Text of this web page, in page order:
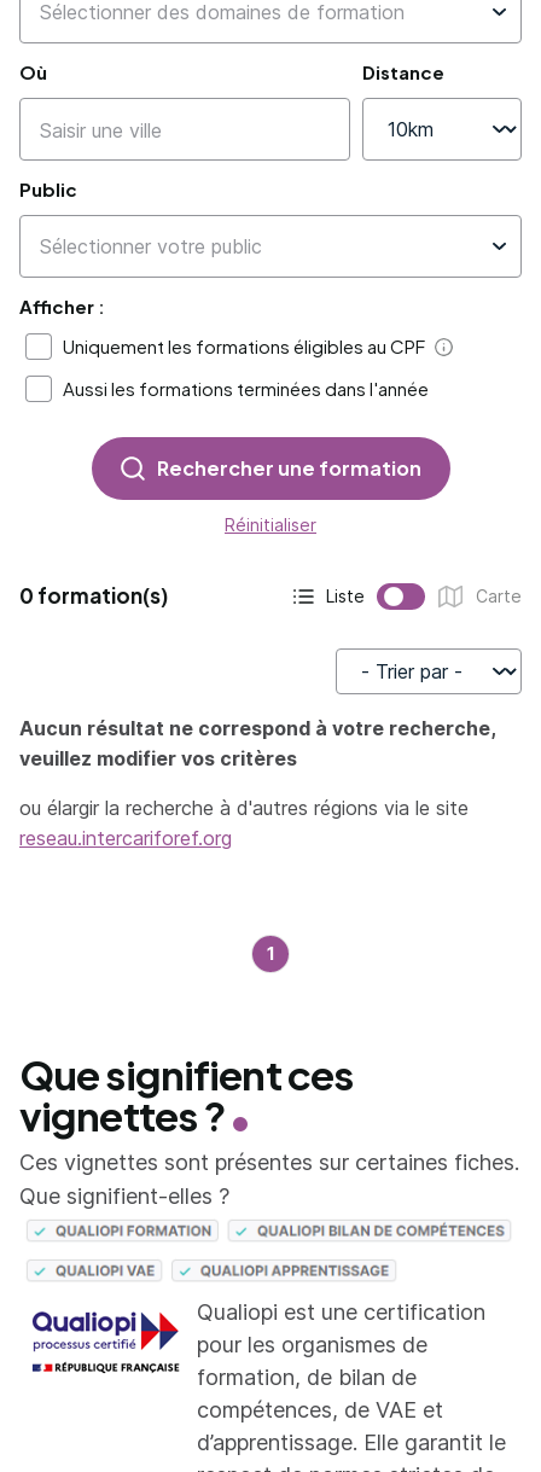
Où Distance
Public
Afficher :
Uniquement les formations éligibles au CPF
Aide
Aussi les formations terminées dans l'année
Rechercher une formation
Réinitialiser
0 formation(s)
Affichage actif :
Liste
Affichage :
Carte
Trier par
Aucun résultat ne correspond à votre recherche,
veuillez modifier vos critères
ou élargir la recherche à d'autres régions via le site
reseau.intercariforef.org
1
Que signifient ces
vignettes ?
Ces vignettes sont présentes sur certaines fiches.
Que signifient-elles ?
Qualiopi est une certification
pour les organismes de
formation, de bilan de
compétences, de VAE et
d’apprentissage. Elle garantit le